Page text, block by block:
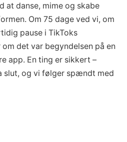
at danse, mime og skabe
Om 75 dage ved vi, om
pause i TikToks
det var begyndelsen på en
app. En ting er sikkert –
slut, og vi følger spændt med